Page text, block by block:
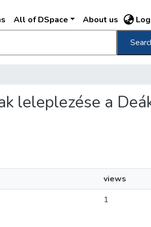
All of DSpace About us
leleplezése a
views
1